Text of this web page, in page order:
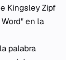
Kingsley Zipf
en la
palabra